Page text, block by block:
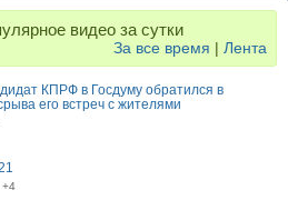
видео за сутки
За все время | Лента
КПРФ в Госдуму обратился в
его встреч с жителями
+4